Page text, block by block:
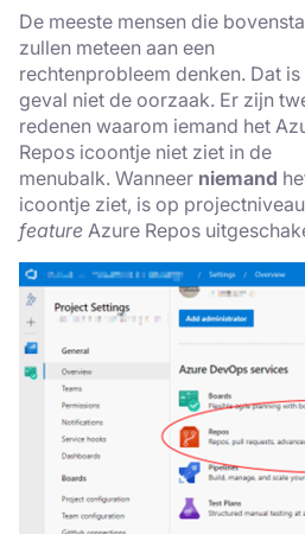
De meeste mensen die
zullen meteen aan een
rechtenprobleem denken. Dat
geval niet de oorzaak. Er zijn
redenen waarom iemand het
Repos icoontje niet ziet in de
menubalk. Wanneer niemand
icoontje ziet, is op
feature Azure Repos